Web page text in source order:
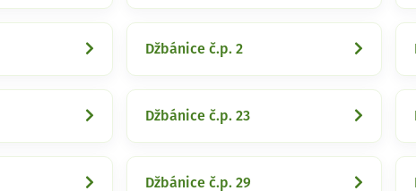
Džbánice č.p. 2
Džbánice č.p. 23
Džbánice č.p. 29